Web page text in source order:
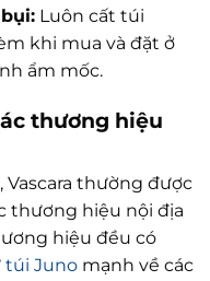
Luôn cất túi
khi mua và đặt ở
ẩm mốc.
thương hiệu
thường được
thương hiệu nội địa
hiệu đều có
túi Juno mạnh về các